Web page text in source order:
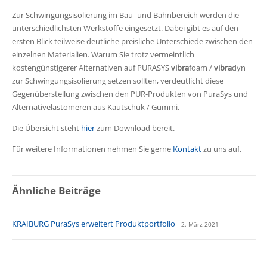
Zur Schwingungsisolierung im Bau- und Bahnbereich werden die
unterschiedlichsten Werkstoffe eingesetzt. Dabei gibt es auf den
ersten Blick teilweise deutliche preisliche Unterschiede zwischen den
einzelnen Materialien. Warum Sie trotz vermeintlich
kostengünstigerer Alternativen auf PURASYSvibrafoam /vibradyn
zur Schwingungsisolierung setzen sollten, verdeutlicht diese
Gegenüberstellung zwischen den PUR-Produkten von PuraSys und
Alternativelastomeren aus Kautschuk / Gummi.
Die Übersicht steht hierzum Download bereit.
Für weitere Informationen nehmen Sie gerne Kontaktzu uns auf.
Ähnliche Beiträge
KRAIBURG PuraSys erweitert Produktportfolio 2. März 2021